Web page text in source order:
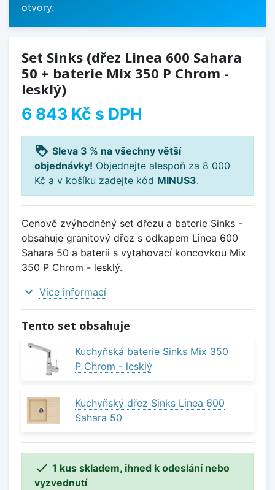
otvory.
Set Sinks (dřez Linea 600 Sahara
50 + baterie Mix 350 P Chrom -
lesklý)
6 843 Kč s DPH
loyalty Sleva 3 % na všechny větší
objednávky! Objednejte alespoň za 8 000
Kč a v košíku zadejte kód MINUS3.
Cenově zvýhodněný set dřezu a baterie Sinks -
obsahuje granitový dřez s odkapem Linea 600
Sahara 50 a baterii s vytahovací koncovkou Mix
350 P Chrom - lesklý.
expand_more Více informací
Tento set obsahuje
Kuchyňská baterie Sinks Mix 350
P Chrom - lesklý
Kuchyňský dřez Sinks Linea 600
Sahara 50
 1 kus skladem, ihned k odeslání nebo
vyzvednutí